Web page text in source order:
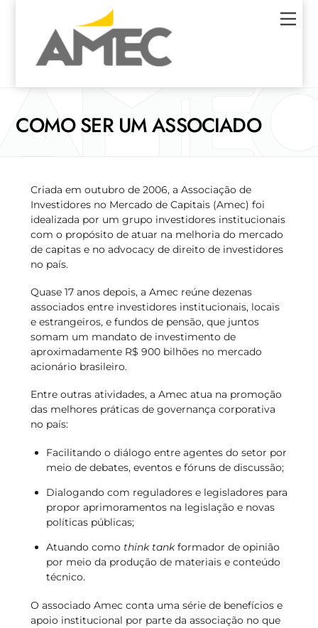
COMO SER UM ASSOCIADO
Criada em outubro de 2006, a Associação de
Investidores no Mercado de Capitais (Amec) foi
idealizada por um grupo investidores institucionais
com o propósito de atuar na melhoria do mercado
de capitas e no advocacy de direito de investidores
no país.
Quase 17 anos depois, a Amec reúne dezenas
associados entre investidores institucionais, locais
e estrangeiros, e fundos de pensão, que juntos
somam um mandato de investimento de
aproximadamente R$ 900 bilhões no mercado
acionário brasileiro.
Entre outras atividades, a Amec atua na promoção
das melhores práticas de governança corporativa
no país:
Facilitando o diálogo entre agentes do setor por
meio de debates, eventos e fóruns de discussão;
Dialogando com reguladores e legisladores para
propor aprimoramentos na legislação e novas
políticas públicas;
Atuando como think tankformador de opinião
por meio da produção de materiais e conteúdo
técnico.
O associado Amec conta uma série de benefícios e
apoio institucional por parte da associação no que